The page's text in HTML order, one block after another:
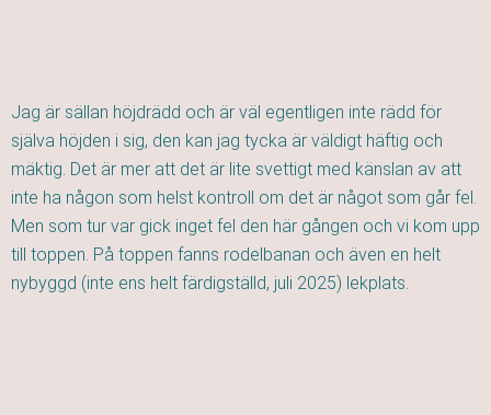
Jag är sällan höjdrädd och är väl egentligen inte rädd för
själva höjden i sig, den kan jag tycka är väldigt häftig och
mäktig. Det är mer att det är lite svettigt med känslan av att
inte ha någon som helst kontroll om det är något som går fel.
Men som tur var gick inget fel den här gången och vi kom upp
till toppen. På toppen fanns rodelbanan och även en helt
nybyggd (inte ens helt färdigställd, juli 2025) lekplats.